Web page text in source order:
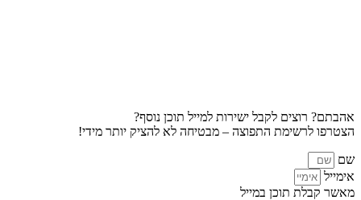
אהבתם? רוצים לקבל ישירות למייל תוכן נוסף?
הצטרפו לרשימת התפוצה – מבטיחה לא להציק יותר מידי!
שם
אימייל
מאשר קבלת תוכן במייל